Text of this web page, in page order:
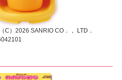
）2026 SANRIO CO．， LTD．